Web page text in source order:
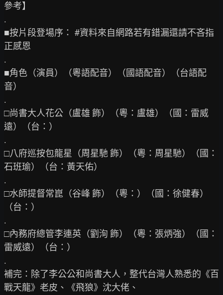
參考】
.
■按片段登場序： #資料來自網路若有錯漏還請不吝指
正感恩
.
■角色（演員）（粵語配音）（國語配音）（台語配
音）
.
□尚書大人花公（盧雄 飾）（粵：盧雄）（國：雷威
遠）（台：）
.
□八府巡按包龍星（周星馳 飾）（粵：周星馳）（國：
石班瑜）（台：黃天佑）
.
□水師提督常崑（谷峰 飾）（粵：）（國：徐健春）
（台：）
.
□內務府總管李連英（劉洵 飾）（粵：張炳強）（國：
雷威遠）（台：）
.
補完：除了李公公和尚書大人，整代台灣人熟悉的《百
戰天龍》老皮、《飛狼》沈大佬、